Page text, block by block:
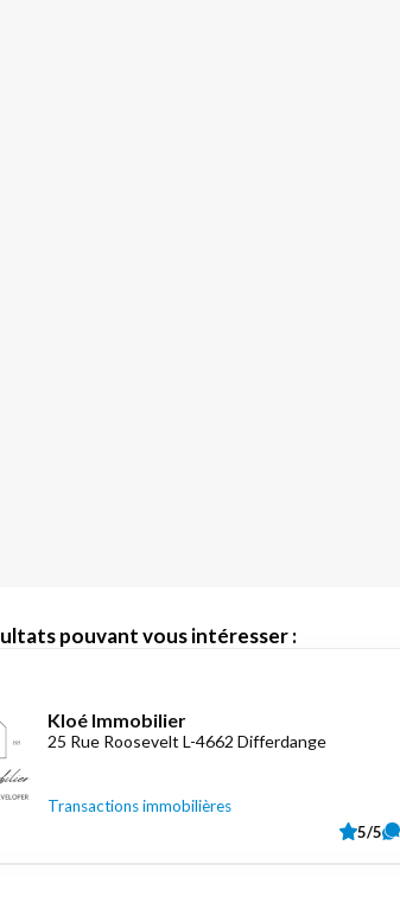
pouvant vous intéresser :
Kloé Immobilier
25 Rue Roosevelt L-4662 Differdange
Transactions immobilières
5/5